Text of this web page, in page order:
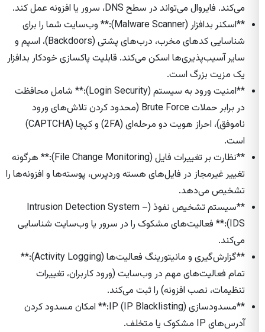
می‌کند. فایروال می‌تواند در سطح DNS، سرور یا افزونه عمل کند.
**اسکنر بدافزار (Malware Scanner):** وب‌سایت شما را برای
شناسایی کد‌های مخرب، درب‌های پشتی (Backdoors)، اسپم و
سایر آسیب‌پذیری‌ها اسکن می‌کند. قابلیت پاکسازی خودکار بدافزار
یک مزیت بزرگ است.
**امنیت ورود به سیستم (Login Security):** شامل محافظت
در برابر حملات Brute Force (محدود کردن تلاش‌های ورود
ناموفق)، احراز هویت دو مرحله‌ای (2FA) و کپچا (CAPTCHA)
است.
**نظارت بر تغییرات فایل (File Change Monitoring):** هرگونه
تغییر غیرمجاز در فایل‌های هسته وردپرس، پوسته‌ها و افزونه‌ها را
تشخیص می‌دهد.
**سیستم تشخیص نفوذ (Intrusion Detection System –
IDS):** فعالیت‌های مشکوک را در سرور یا وب‌سایت شناسایی
می‌کند.
**گزارش‌گیری و مانیتورینگ فعالیت‌ها (Activity Logging):**
تمام فعالیت‌های مهم در وب‌سایت (ورود کاربران، تغییرات
تنظیمات، نصب افزونه) را ثبت می‌کند.
**مسدودسازی IP (IP Blacklisting):** امکان مسدود کردن
آدرس‌های IP مشکوک یا متخلف.